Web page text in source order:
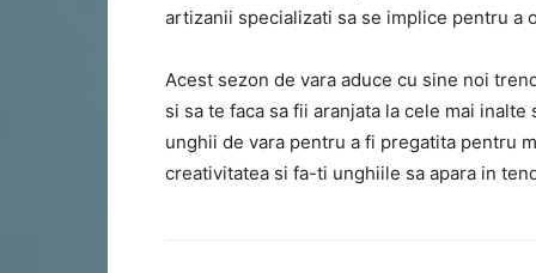
artizanii specializati sa se implice pentru
Acest sezon de vara aduce cu sine noi
si sa te faca sa fii aranjata la cele mai
unghii de vara pentru a fi pregatita pentru
creativitatea si fa-ti unghiile sa apara in